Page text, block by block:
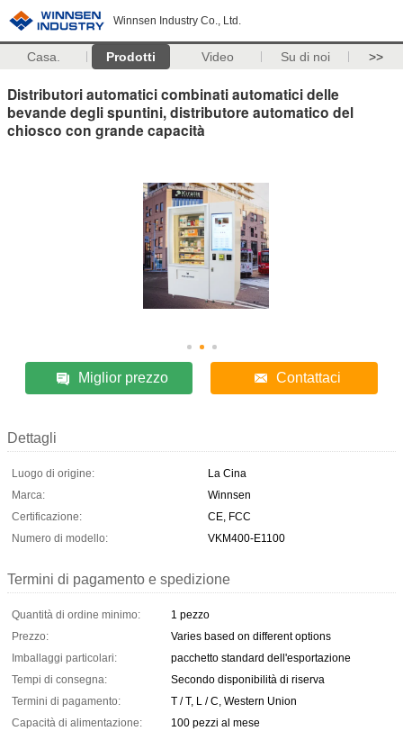
Winnsen Industry Co., Ltd.
Casa. Prodotti Video Su di noi >>
Distributori automatici combinati automatici delle
bevande degli spuntini, distributore automatico del
chiosco con grande capacità
Miglior prezzo Contattaci
Dettagli
Luogo di origine:
La Cina
Marca:
Winnsen
Certificazione:
CE, FCC
Numero di modello:
VKM400-E1100
Termini di pagamento e spedizione
Quantità di ordine minimo:
1 pezzo
Prezzo:
Varies based on different options
Imballaggi particolari:
pacchetto standard dell'esportazione
Tempi di consegna:
Secondo disponibilità di riserva
Termini di pagamento:
T / T, L / C, Western Union
Capacità di alimentazione:
100 pezzi al mese